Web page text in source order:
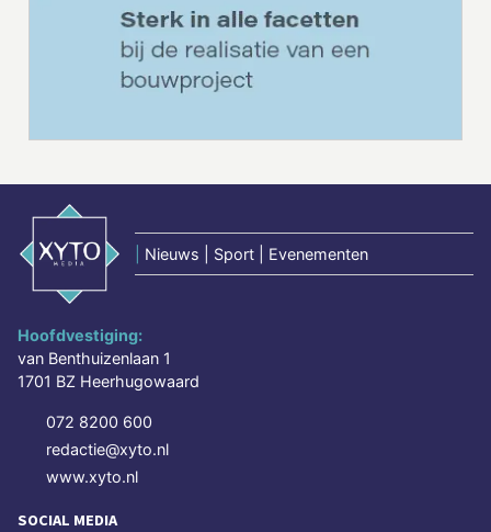
Nieuws | Sport | Evenementen
Hoofdvestiging:
van Benthuizenlaan 1
1701 BZ Heerhugowaard
072 8200 600
redactie@xyto.nl
www.xyto.nl
SOCIAL MEDIA